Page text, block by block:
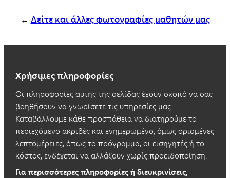
← Δείτε και άλλες φωτογραφίες μαθητών μας
Χρήσιμες πληροφορίες
Οι πληροφορίες αυτής της σελίδας έχουν σκοπό να σας
βοηθήσουν να γνωρίσετε τις υπηρεσίες μας.
Καταβάλλουμε κάθε προσπάθεια να διατηρούμε το
περιεχόμενο ακριβές και ενημερωμένο, όμως ορισμένες
λεπτομέρειες, όπως το πρόγραμμα, οι εισηγητές ή το
κόστος, ενδέχεται να αλλάξουν χωρίς προειδοποίηση.
Για περισσότερες πληροφορίες ή διευκρινίσεις,